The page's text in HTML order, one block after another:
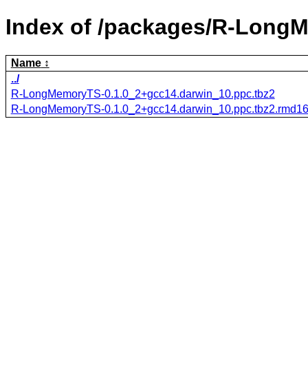
Index of /packages/R-
Name
../
R-LongMemoryTS-0.1.0_2+gcc14.darwin_10.ppc.tbz2
R-LongMemoryTS-